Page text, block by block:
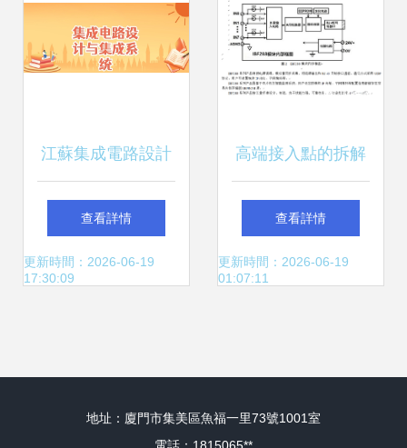
江蘇集成電路設計
與集成系統專業大
學排名及錄取分數
查看詳情
更新時間：2026-06-19
17:30:09
高端接入點的拆解
及保護電路設計
查看詳情
更新時間：2026-06-19
01:07:11
地址：廈門市集美區魚福一里73號1001室